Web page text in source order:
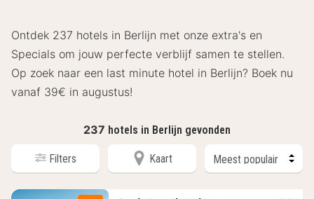
Ontdek 237 hotels in Berlijn met onze extra's en
Specials om jouw perfecte verblijf samen te stellen.
Op zoek naar een last minute hotel in Berlijn? Boek nu
vanaf 39€ in augustus!
237 hotels in Berlijn gevonden
Filters Kaart